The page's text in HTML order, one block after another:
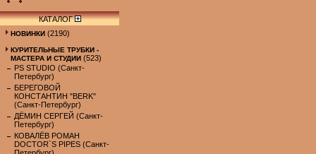
КАТАЛОГ
НОВИНКИ (2190)
КУРИТЕЛЬНЫЕ ТРУБКИ -
МАСТЕРА И СТУДИИ (523)
PS STUDIO (Санкт-
Петербург)
БЕРЕГОВОЙ
КОНСТАНТИН "BERK"
(Санкт-Петербург)
ДЁМИН СЕРГЕЙ (Санкт-
Петербург)
КОВАЛЁВ РОМАН
DOCTOR`S PIPES (Санкт-